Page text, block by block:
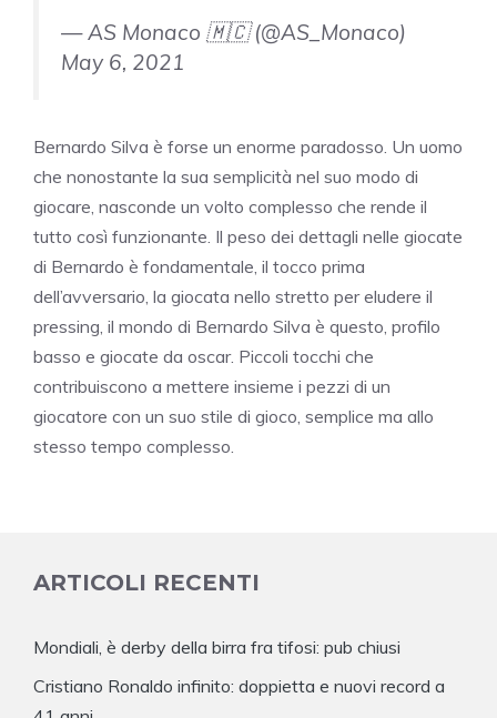
— AS Monaco 🇲🇨 (@AS_Monaco)
May 6, 2021
Bernardo Silva è forse un enorme paradosso. Un uomo
che nonostante la sua semplicità nel suo modo di
giocare, nasconde un volto complesso che rende il
tutto così funzionante. Il peso dei dettagli nelle giocate
di Bernardo è fondamentale, il tocco prima
dell’avversario, la giocata nello stretto per eludere il
pressing, il mondo di Bernardo Silva è questo, profilo
basso e giocate da oscar. Piccoli tocchi che
contribuiscono a mettere insieme i pezzi di un
giocatore con un suo stile di gioco, semplice ma allo
stesso tempo complesso.
ARTICOLI RECENTI
Mondiali, è derby della birra fra tifosi: pub chiusi
Cristiano Ronaldo infinito: doppietta e nuovi record a